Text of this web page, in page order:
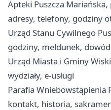
Apteki Puszcza
adresy, telefony, godziny
Urząd Stanu Cywilnego
godziny, meldunek,
Urząd Miasta i Gminy
wydziały, e-usługi
Parafia Wniebowstąpienia
kontakt, historia,